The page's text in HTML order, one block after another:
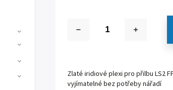
Zlaté iridiové plexi pro přilbu LS2
vyjímatelné bez potřeby nářadí